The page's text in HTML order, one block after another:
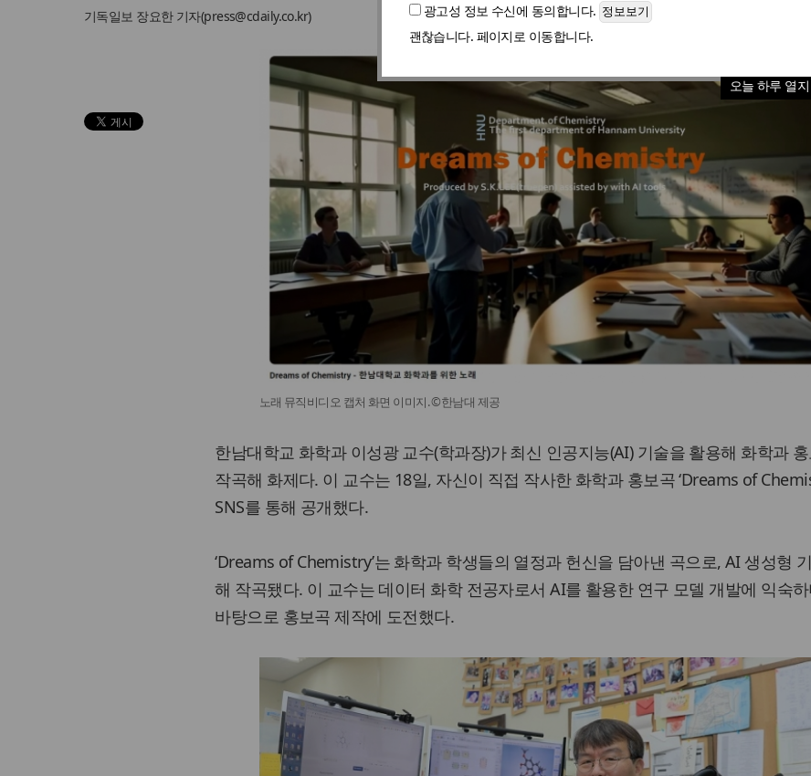
광고성 정보 수신에 동의합니다.
괜찮습니다. 페이지로 이동합니다.
오늘 하루 열
기독일보 장요한 기자(press@cdaily.co.kr)
노래 뮤직비디오 캡처 화면 이미지. ©한남대 제공
한남대학교 화학과 이성광 교수(학과장)가 최신 인공지능(AI) 기술을 활용해 화학과
작곡해 화제다. 이 교수는 18일, 자신이 직접 작사한 화학과 홍보곡 ‘Dreams of
SNS를 통해 공개했다.
‘Dreams of Chemistry’는 화학과 학생들의 열정과 헌신을 담아낸 곡으로, AI 생성형
해 작곡됐다. 이 교수는 데이터 화학 전공자로서 AI를 활용한 연구 모델 개발에 익숙
바탕으로 홍보곡 제작에 도전했다.